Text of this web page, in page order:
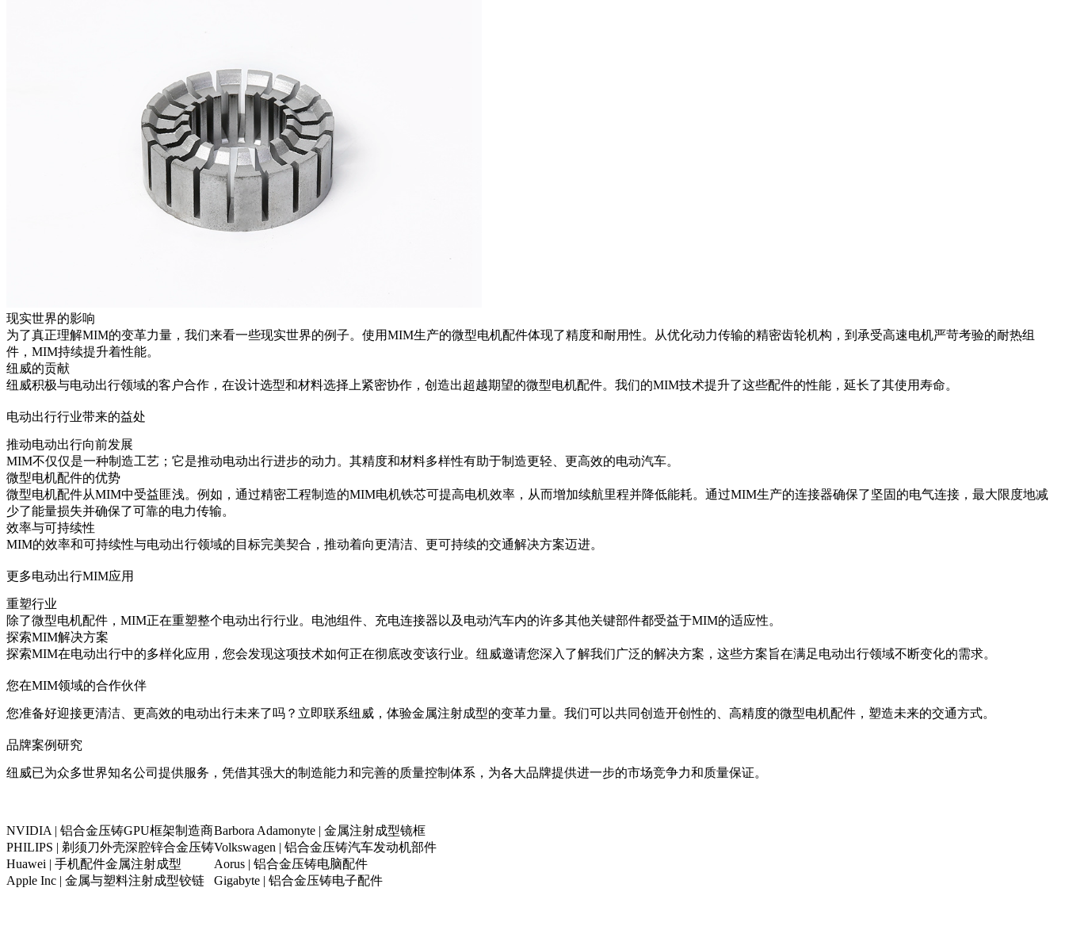
现实世界的影响
为了真正理解MIM的变革力量，我们来看一些现实世界的例子。使用MIM生产的微型电机配件体现了精度和耐用性。从优化动力传输的精密齿轮机构，到承受高速电机严苛考验的耐热组
件，MIM持续提升着性能。
纽威的贡献
纽威积极与电动出行领域的客户合作，在设计选型和材料选择上紧密协作，创造出超越期望的微型电机配件。我们的MIM技术提升了这些配件的性能，延长了其使用寿命。
电动出行行业带来的益处
推动电动出行向前发展
MIM不仅仅是一种制造工艺；它是推动电动出行进步的动力。其精度和材料多样性有助于制造更轻、更高效的电动汽车。
微型电机配件的优势
微型电机配件从MIM中受益匪浅。例如，通过精密工程制造的MIM电机铁芯可提高电机效率，从而增加续航里程并降低能耗。通过MIM生产的连接器确保了坚固的电气连接，最大限度地减
少了能量损失并确保了可靠的电力传输。
效率与可持续性
MIM的效率和可持续性与电动出行领域的目标完美契合，推动着向更清洁、更可持续的交通解决方案迈进。
更多电动出行MIM应用
重塑行业
除了微型电机配件，MIM正在重塑整个电动出行行业。电池组件、充电连接器以及电动汽车内的许多其他关键部件都受益于MIM的适应性。
探索MIM解决方案
探索MIM在电动出行中的多样化应用，您会发现这项技术如何正在彻底改变该行业。纽威邀请您深入了解我们广泛的解决方案，这些方案旨在满足电动出行领域不断变化的需求。
您在MIM领域的合作伙伴
您准备好迎接更清洁、更高效的电动出行未来了吗？立即联系纽威，体验金属注射成型的变革力量。我们可以共同创造开创性的、高精度的微型电机配件，塑造未来的交通方式。
品牌案例研究
纽威已为众多世界知名公司提供服务，凭借其强大的制造能力和完善的质量控制体系，为各大品牌提供进一步的市场竞争力和质量保证。
NVIDIA | 铝合金压铸GPU框架制造商Barbora Adamonyte | 金属注射成型镜框
PHILIPS | 剃须刀外壳深腔锌合金压铸Volkswagen | 铝合金压铸汽车发动机部件
Huawei | 手机配件金属注射成型
Aorus | 铝合金压铸电脑配件
Apple Inc | 金属与塑料注射成型铰链
Gigabyte | 铝合金压铸电子配件